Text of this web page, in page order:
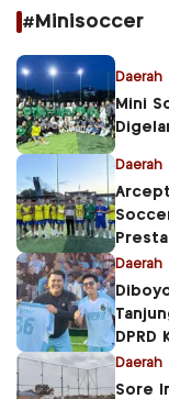
#Minisoccer
Daerah
Mini
Daerah
Daerah
DPRD
Daerah
Sore